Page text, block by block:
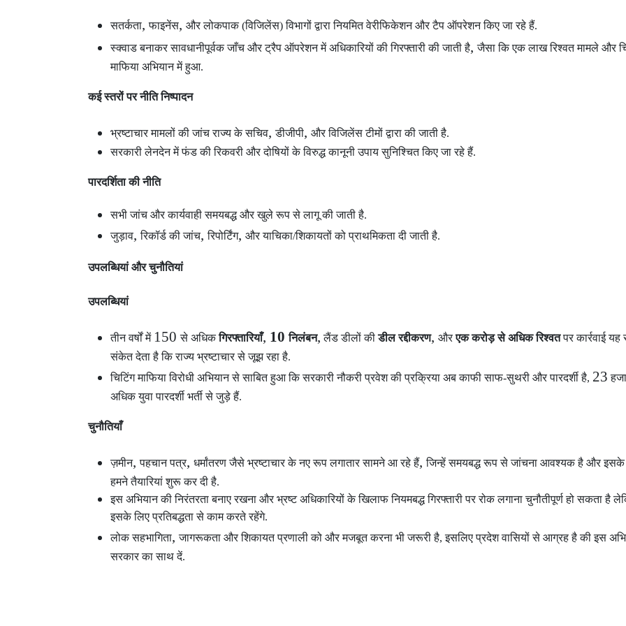
सतर्कता,फाइनेंस, और लोकपाक (विजिलेंस) विभागों द्वारा नियमित वेरीफिकेशन और टैप ऑपरेशन किए जा रहे हैं.
स्क्वाड बनाकर सावधानीपूर्वक जाँच और ट्रैप ऑपरेशन में अधिकारियों की गिरफ्तारी की जाती है,जैसा कि एक लाख रिश्वत मामले और
माफिया अभियान में हुआ.
कई स्तरों पर नीति निष्पादन
भ्रष्टाचार मामलों की जांच राज्य के सचिव,डीजीपी, और विजिलेंस टीमों द्वारा की जाती है.
सरकारी लेनदेन में फंड की रिकवरी और दोषियों के विरुद्ध कानूनी उपाय सुनिश्चित किए जा रहे हैं.
पारदर्शिता की नीति
सभी जांच और कार्यवाही समयबद्ध और खुले रूप से लागू की जाती है.
जुड़ाव,रिकॉर्ड की जांच,रिपोर्टिंग, और याचिका/शिकायतों को प्राथमिकता दी जाती है.
उपलब्धियां और चुनौतियां
उपलब्धियां
तीन वर्षों में 150से अधिकगिरफ्तारियाँ, 10निलंबन, लैंड डीलों की डील रद्दीकरण, और एक करोड़ से अधिक रिश्वत पर कार्रवाई
संकेत देता है कि राज्य भ्रष्टाचार से जूझ रहा है.
चिटिंग माफिया विरोधी अभियान से साबित हुआ कि सरकारी नौकरी प्रवेश की प्रक्रिया अब काफी साफ-सुथरी और पारदर्शी है, 23
अधिक युवा पारदर्शी भर्ती से जुड़े हैं.
चुनौतियाँ
ज़मीन,पहचान पत्र, धर्मांतरण जैसे भ्रष्टाचार के नए रूप लगातार सामने आ रहे हैं,जिन्हें समयबद्ध रूप से जांचना आवश्यक है और इसके
हमने तैयारियां शुरू कर दी है.
इस अभियान की निरंतरता बनाए रखना और भ्रष्ट अधिकारियों के खिलाफ नियमबद्ध गिरफ्तारी पर रोक लगाना चुनौतीपूर्ण हो सकता है
इसके लिए प्रतिबद्धता से काम करते रहेंगे.
लोक सहभागिता,जागरूकता और शिकायत प्रणाली को और मजबूत करना भी जरूरी है, इसलिए प्रदेश वासियों से आग्रह है की इस
सरकार का साथ दें.